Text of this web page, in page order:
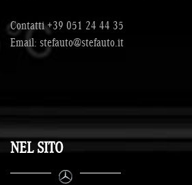
Contatti+39 051 24 44 35
Email: stefauto@stefauto.it
NEL SITO